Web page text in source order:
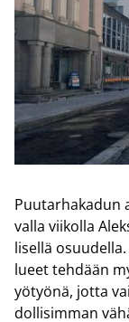
Puu­tar­ha­ka­dun
val­la vii­kol­la
li­sel­lä
lu­eet teh­dään
yö­työ­nä, jotta
dol­li­sim­man